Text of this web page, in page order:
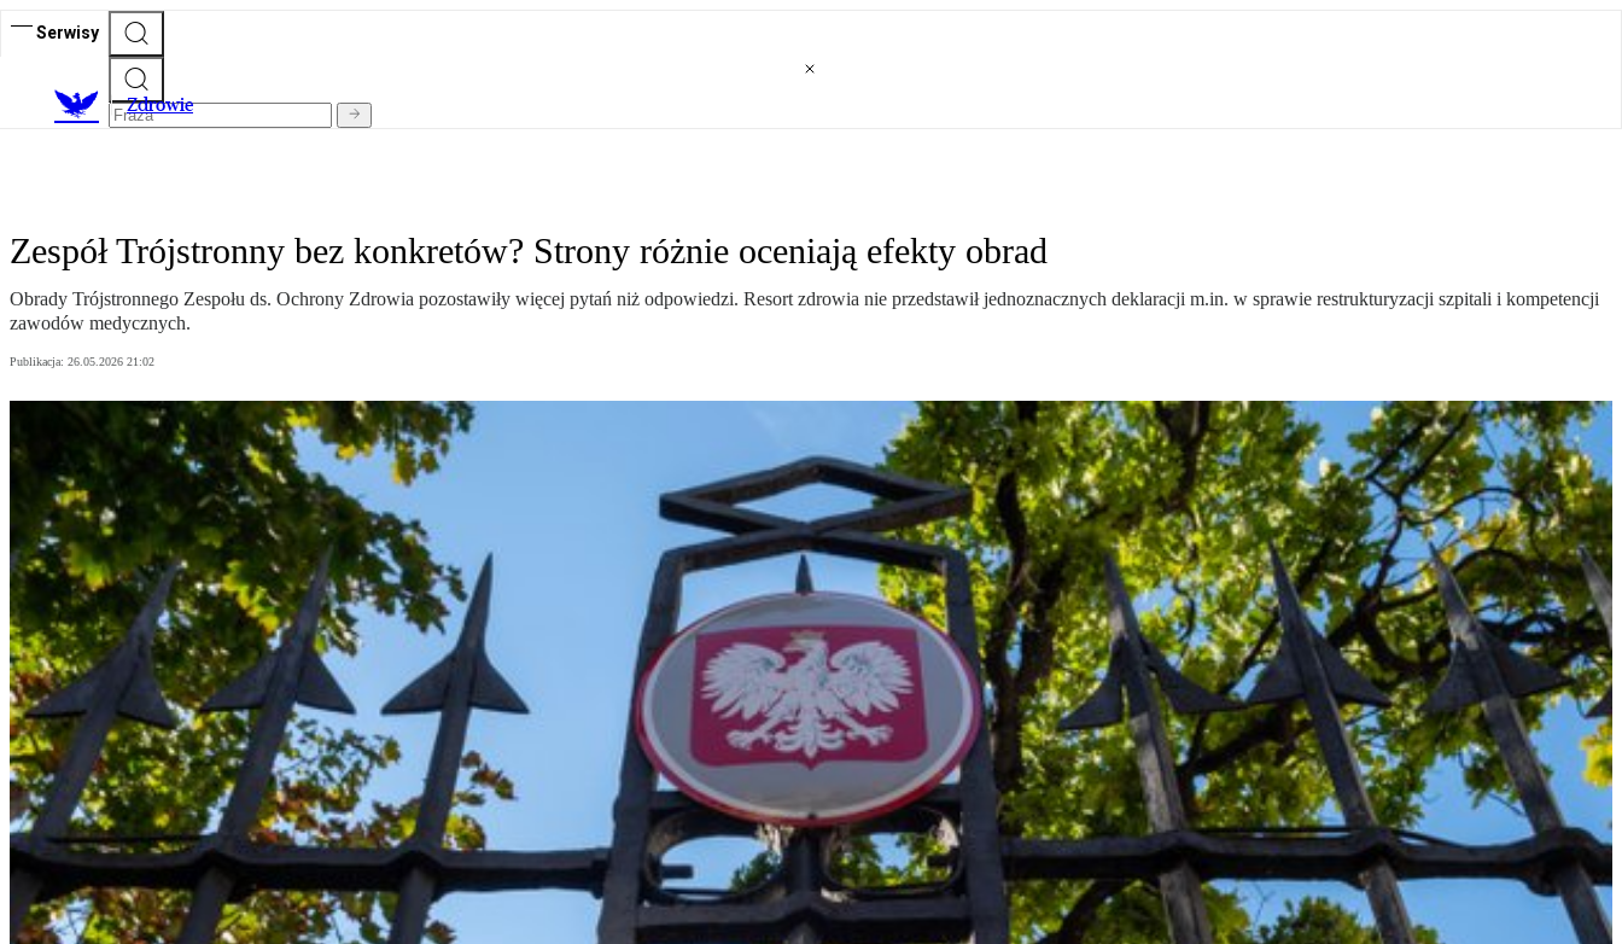
Serwisy
Zdrowie
Zespół Trójstronny bez konkretów? Strony różnie oceniają efekty obrad
Obrady Trójstronnego Zespołu ds. Ochrony Zdrowia pozostawiły więcej pytań niż odpowiedzi. Resort zdrowia nie przedstawił jednoznacznych deklaracji m.in. w sprawie restrukturyzacji szpitali i kompetencji
zawodów medycznych.
Publikacja: 26.05.2026 21:02